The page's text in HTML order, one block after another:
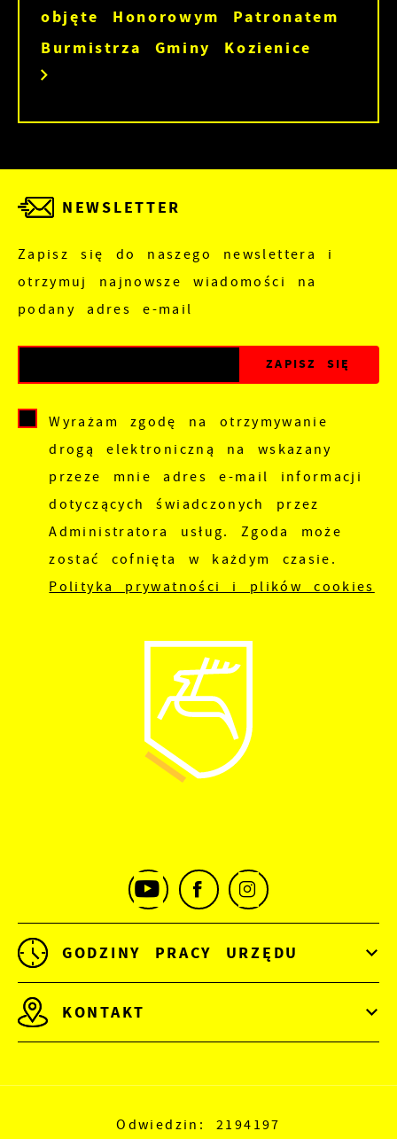
objęte Honorowym Patronatem
Burmistrza Gminy Kozienice
NEWSLETTER
Zapisz się do naszego newslettera i
otrzymuj najnowsze wiadomości na
podany adres e-mail
Wyrażam zgodę na otrzymywanie
drogą elektroniczną na wskazany
przeze mnie adres e-mail informacji
dotyczących świadczonych przez
Administratora usług. Zgoda może
zostać cofnięta w każdym czasie.
Polityka prywatności i plików cookies
GODZINY PRACY URZĘDU
KONTAKT
Odwiedzin: 2194197